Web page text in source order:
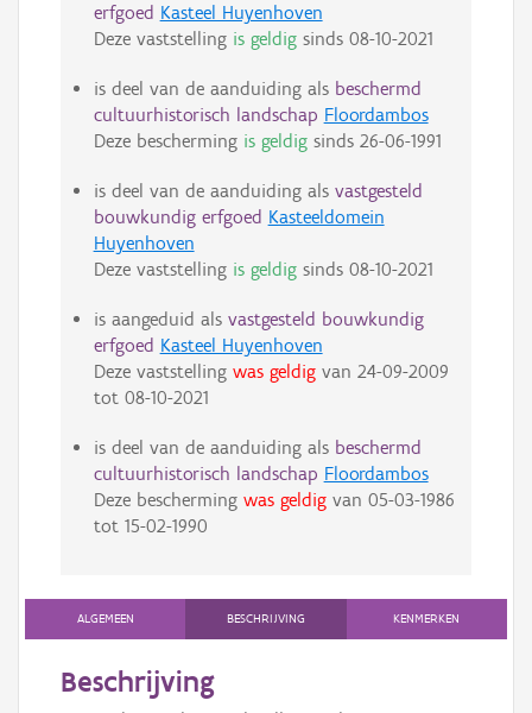
erfgoed Kasteel Huyenhoven
Deze vaststelling is geldigsinds 08-10-2021
is deel van de aanduiding als beschermd
cultuurhistorisch landschap Floordambos
Deze bescherming is geldigsinds 26-06-1991
is deel van de aanduiding als vastgesteld
bouwkundig erfgoed Kasteeldomein
Huyenhoven
Deze vaststelling is geldigsinds 08-10-2021
is aangeduid als vastgesteld bouwkundig
erfgoed Kasteel Huyenhoven
Deze vaststelling was geldigvan 24-09-2009
tot 08-10-2021
is deel van de aanduiding als beschermd
cultuurhistorisch landschap Floordambos
Deze bescherming was geldigvan 05-03-1986
tot 15-02-1990
ALGEMEEN BESCHRIJVING KENMERKEN
Beschrijving